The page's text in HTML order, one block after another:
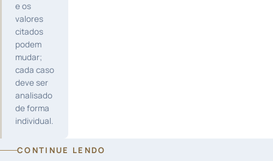
e os
valores
citados
podem
mudar;
cada caso
deve ser
analisado
de forma
individual.
CONTINUE LENDO